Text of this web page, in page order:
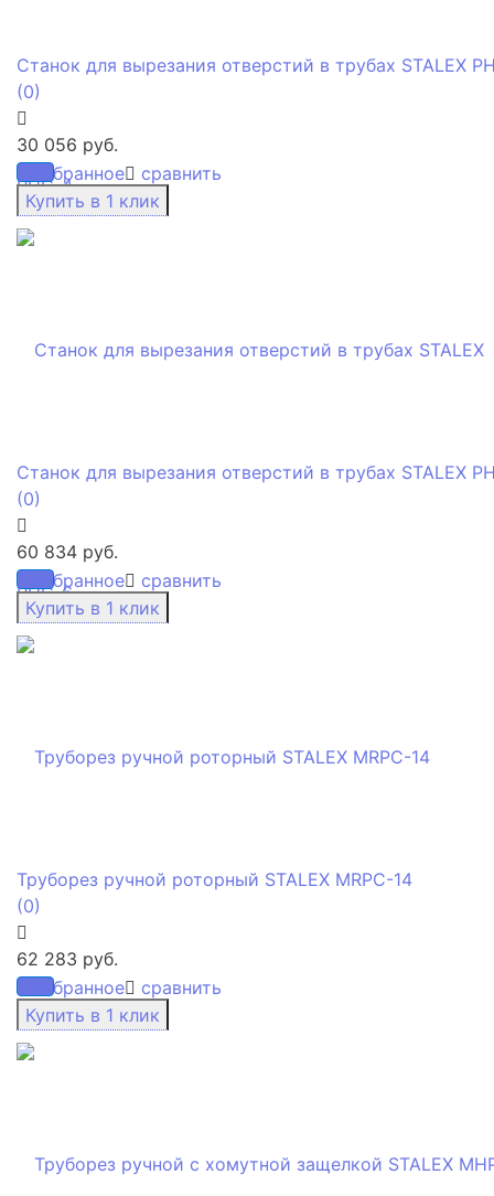
избранное сравнить
Cтанок для вырезания отверстий в трубах STALEX
(0)
30 056 руб.
избранное сравнить
Cтанок для вырезания отверстий в трубах STALEX
(0)
60 834 руб.
избранное сравнить
Труборез ручной роторный STALEX MRPC-14
(0)
62 283 руб.